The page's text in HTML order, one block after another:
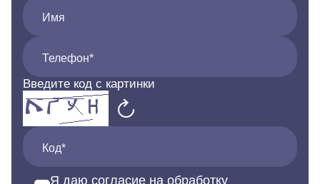
Имя
Телефон*
Введите код с картинки
Код*
Я даю согласие на обработку